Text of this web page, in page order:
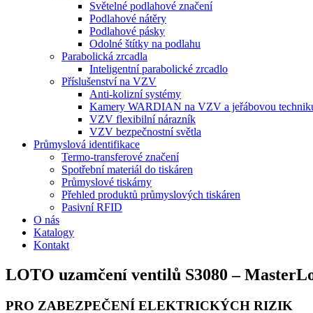
Světelné podlahové značení
Podlahové nátěry
Podlahové pásky
Odolné štítky na podlahu
Parabolická zrcadla
Inteligentní parabolické zrcadlo
Příslušenství na VZV
Anti-kolizní systémy
Kamery WARDIAN na VZV a jeřábovou
VZV flexibilní nárazník
VZV bezpečnostní světla
Průmyslová identifikace
Termo-transferové značení
Spotřební materiál do tiskáren
Průmyslové tiskárny
Přehled produktů průmyslových tiskáren
Pasivní RFID
O nás
Katalogy
Kontakt
LOTO uzamčení ventilů S3080 –
PRO ZABEZPEČENÍ ELEKTRICKÝCH RIZIK